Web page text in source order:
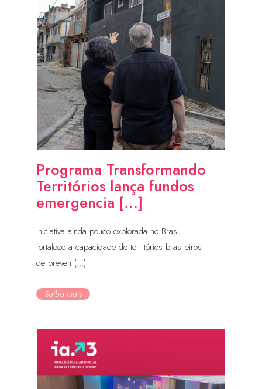
Programa Transformando
Territórios lança fundos
emergencia [...]
Iniciativa ainda pouco explorada no Brasil
fortalece a capacidade de territórios brasileiros
de preven (...)
Saiba mais